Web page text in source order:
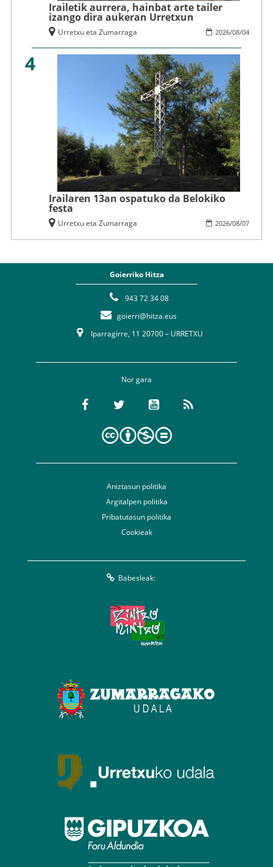
Irailetik aurrera, hainbat arte tailer
izango dira aukeran Urretxun
2026/08/04
Urretxu eta Zumarraga
4
Irailaren 13an ospatuko da Belokiko
festa
2026/08/07
Urretxu eta Zumarraga
Goierriko Hitza
943 72 34 08
goierri@hitza.eus
Iparragirre, 11 20700 – URRETXU
Nor gara
Aniztasun politika
Argitalpen politika
Pribatutasun politika
Cookieak
Babesleak: